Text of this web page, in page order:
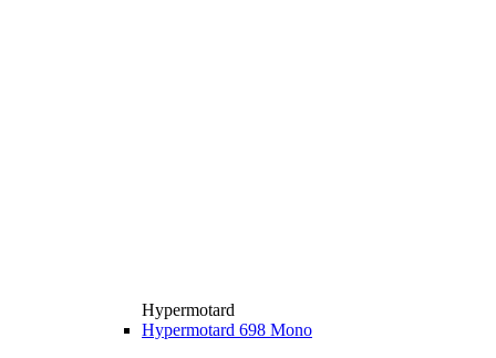
Hypermotard
Hypermotard 698 Mono